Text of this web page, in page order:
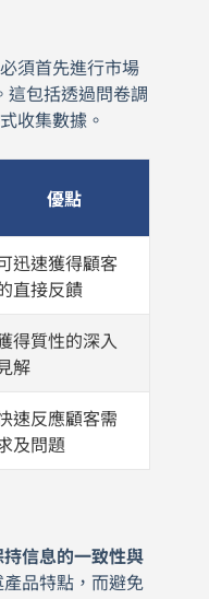
須首先進行市場
這包括透過問卷調
收集數據。
優點
迅速獲得顧客
直接反饋
得質性的深入
見解
速反應顧客需
及問題
持信息的一致性與
產品特點，而避免